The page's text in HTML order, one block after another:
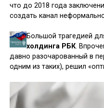
что до 2018 года
создать канал
Большой трагедией
холдинга РБК.
давно разочарованный в
одним из таких), решил